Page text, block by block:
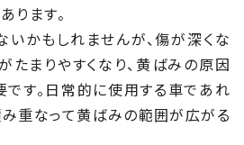
ります。
かもしれませんが、傷が深くな
たまりやすくなり、黄ばみの原因
す。日常的に使用する車であれ
重なって黄ばみの範囲が広がる